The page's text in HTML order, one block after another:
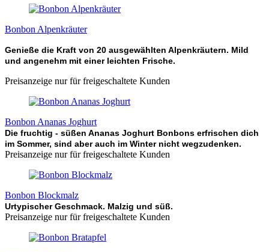
Bonbon Alpenkräuter
Genieße die Kraft von 20 ausgewählten Alpenkräutern. Mild
und angenehm mit einer leichten Frische.
Preisanzeige nur für freigeschaltete Kunden
Bonbon Ananas Joghurt
Die fruchtig - süßen Ananas Joghurt Bonbons erfrischen dich
im Sommer, sind aber auch im Winter nicht wegzudenken.
Preisanzeige nur für freigeschaltete Kunden
Bonbon Blockmalz
Urtypischer Geschmack. Malzig und süß.
Preisanzeige nur für freigeschaltete Kunden